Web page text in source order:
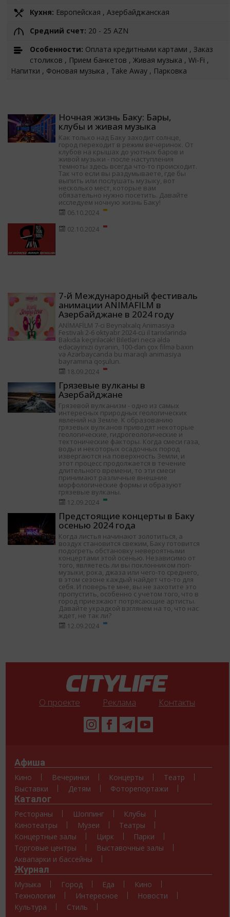
Кухня: Европейская , Азербайджанская
Средний счет: 20 - 25 AZN
Особенности: Оплата кредитными картами , Заказ
столиков , Прием банкетов , Живая музыка , Wi-Fi ,
Напитки , Фоновая музыка , Take Away , Парковка
Ночная жизнь Баку: Бары,
клубы и живая музыка
Как только над Баку заходит солнце,
город переходит в режим вечеринок. От
клубов на крышах до уютных баров и
живой музыки - после наступления
темноты здесь всегда что-то происходит.
Так что если вы раздумываете, где бы
выпить или послушать музыку, вот
несколько мест, которые вам
обязательно нужно посетить. Давайте
исследуем ночную жизнь Баку!
06.10.2024
02.10.2024
7-й Международный фестиваль
анимации ANIMAFILM в
Азербайджане в 2024 году
ANİMAFİLM 7-ci Beynəlxalq Animasiya
Festivalı 2-6 oktyabr 2024-cü il tarixlərində
Bakıda keçiriləcək! Biletləri necə əldə
edəcəyinizi öyrənin, 100-dən çox filmə baxın
və Azərbaycanda bu maraqlı animasiya
bayramına qoşulun.
18.09.2024
Грязевые вулканы в
Азербайджане
Грязевой вулканизм - одно из самых
интересных природных геологических
явлений на Земле. К образованию
грязевых вулканов приводят некоторые
геологические, гидрогеологические и
тектонические факторы. Когда смеси газа,
воды и некоторых осадочных пород
извергаются на поверхность Земли, и
этот процесс продолжается в течение
длительного времени, то эти смеси
принимают различные внешние
морфологические формы и образуют
грязевые вулканы.
12.09.2024
Предстоящие концерты в Баку
осенью 2024 года
Когда листья начинают золотиться, а
воздух становится свежим, Баку готовится
подогреть обстановку невероятными
концертами этой осенью. Независимо от
того, являетесь ли вы поклонником поп-
музыки, рока, джаза или чего-то среднего,
в этом сезоне каждый найдет что-то для
себя. И поверьте мне, вы не захотите это
пропустить, особенно с учетом того, что в
город приезжают потрясающие артисты.
Давайте украдкой взглянем на то, что нас
ждет, не так ли?
12.09.2024
О проекте Реклама Контакты
Афиша
Кино Вечеринки Концерты
Театр
Выставки
Детям Фоторепортажи
Каталог
Рестораны Шоппинг
Клубы
Кинотеатры
Музеи
Театры
Концертные залы
Цирк
Парки
Торговые центры
Выставочные залы
Аквапарки и бассейны
Журнал
Музыка Город Еда
Кино
Технологии
Интересное
Новости
Культура
Стиль